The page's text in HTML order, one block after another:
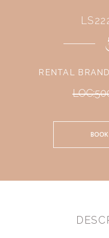
RENTAL